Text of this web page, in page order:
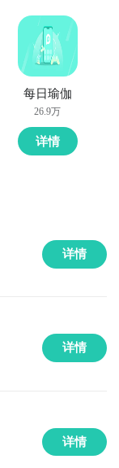
每日瑜伽
26.9万
详情
详情
详情
详情